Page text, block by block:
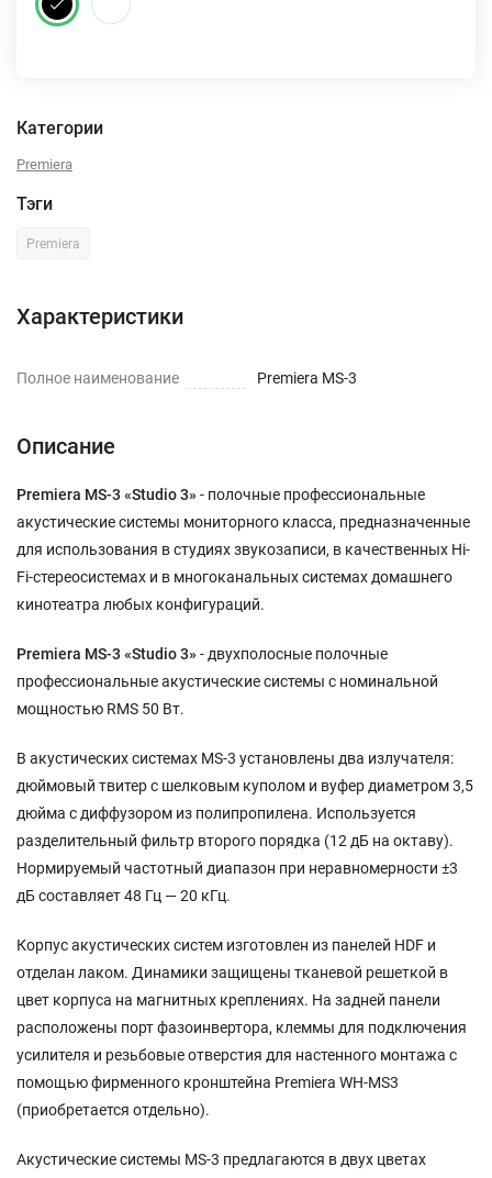
Категории
Premiera
Тэги
Premiera
Характеристики
Полное наименование Premiera MS-3
Описание
Premiera MS-3 «Studio 3»- полочные профессиональные
акустические системы мониторного класса, предназначенные
для использования в студиях звукозаписи, в качественных Hi-
Fi-стереосистемах и в многоканальных системах домашнего
кинотеатра любых конфигураций.
Premiera MS-3 «Studio 3»- двухполосные полочные
профессиональные акустические системы с номинальной
мощностью RMS 50 Вт.
В акустических системах MS-3 установлены два излучателя:
дюймовый твитер с шелковым куполом и вуфер диаметром 3,5
дюйма с диффузором из полипропилена. Используется
разделительный фильтр второго порядка (12 дБ на октаву).
Нормируемый частотный диапазон при неравномерности ±3
дБ составляет 48 Гц — 20 кГц.
Корпус акустических систем изготовлен из панелей HDF и
отделан лаком. Динамики защищены тканевой решеткой в
цвет корпуса на магнитных креплениях. На задней панели
расположены порт фазоинвертора, клеммы для подключения
усилителя и резьбовые отверстия для настенного монтажа с
помощью фирменного кронштейна Premiera WH-MS3
(приобретается отдельно).
Акустические системы MS-3 предлагаются в двух цветах